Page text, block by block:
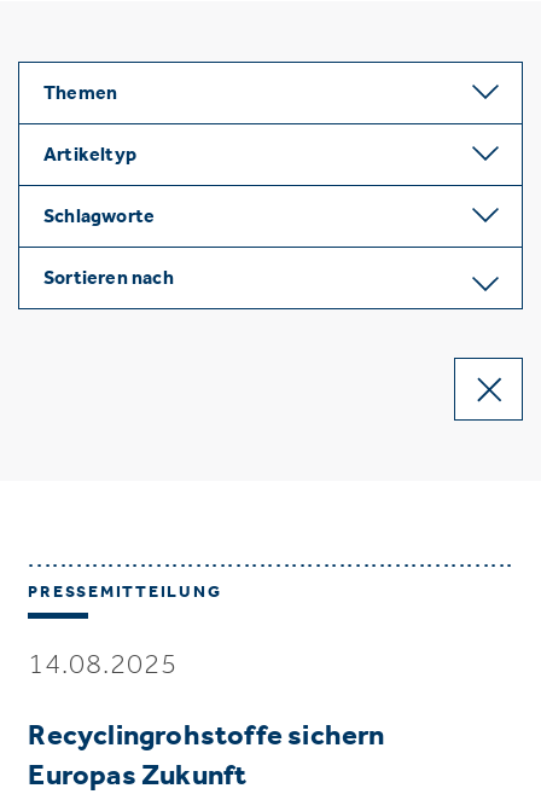
Themen
Artikeltyp
Schlagworte
Sortieren nach
PRESSEMITTEILUNG
14.08.2025
Recyclingrohstoffe sichern
Europas Zukunft